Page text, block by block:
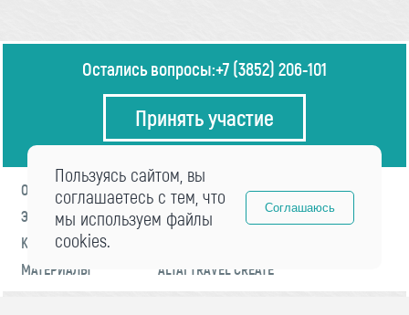
Остались вопросы:+7 (3852) 206-101
Принять участие
О ФОРУМЕ
ПРОГРАММА
ЭКСПЕРТЫ
НОВОСТИ
КОНТАКТЫ
МАТЕРИАЛЫ
ALTAI TRAVEL CREATE
Пользуясь сайтом, вы
соглашаетесь с тем, что
мы используем файлы
cookies.
Соглашаюсь